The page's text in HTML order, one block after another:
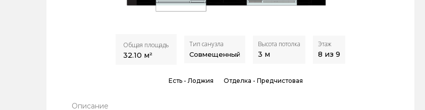
Общая площадь
32.10 м²
Тип санузла
Совмещенный
Высота потолка
3 м
Этаж
8 из 9
Есть -Лоджия Отделка - Предчистовая
Описание